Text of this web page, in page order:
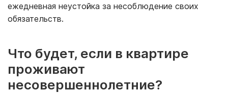
ежедневная неустойка за несоблюдение своих
обязательств.
Что будет, если в квартире
проживают
несовершеннолетние?